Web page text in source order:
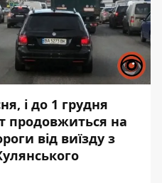
і до 1 грудня
продовжиться на
від виїзду з